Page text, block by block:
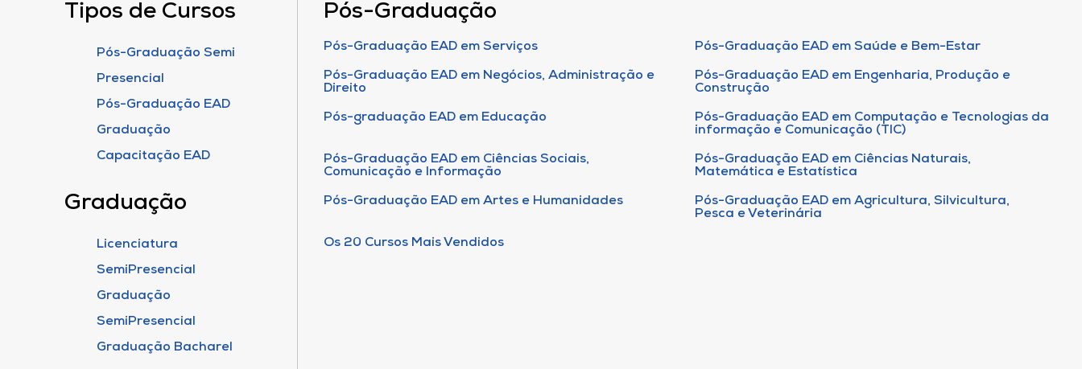
Tipos de Cursos
Pós-Graduação Semi
Presencial
Pós-Graduação EAD
Graduação
Capacitação EAD
Graduação
Licenciatura
SemiPresencial
Graduação
SemiPresencial
Graduação Bacharel
Pós-Graduação
Pós-Graduação EAD em Serviços Pós-Graduação EAD em Saúde e Bem-Estar
Pós-Graduação EAD em Negócios, Administração e
Direito
Pós-Graduação EAD em Engenharia, Produção e
Construção
Pós-graduação EAD em Educação
Pós-Graduação EAD em Computação e Tecnologias da
informação e Comunicação (TIC)
Pós-Graduação EAD em Ciências Sociais,
Comunicação e Informação
Pós-Graduação EAD em Ciências Naturais,
Matemática e Estatística
Pós-Graduação EAD em Artes e Humanidades
Pós-Graduação EAD em Agricultura, Silvicultura,
Pesca e Veterinária
Os 20 Cursos Mais Vendidos